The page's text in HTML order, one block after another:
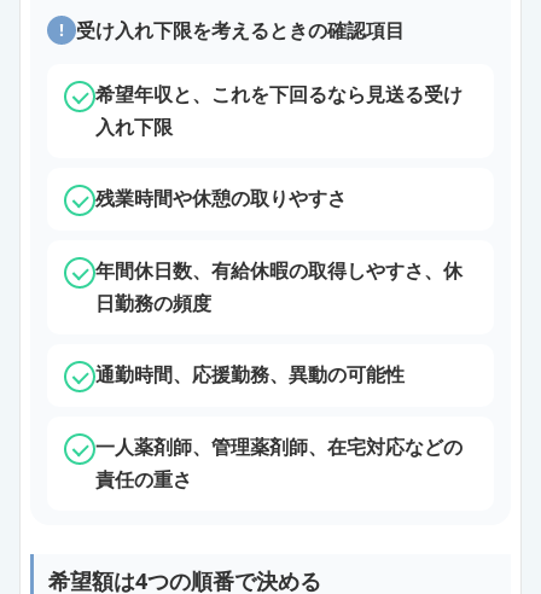
! 受け入れ下限を考えるときの確認項目
希望年収と、これを下回るなら見送る受け
入れ下限
残業時間や休憩の取りやすさ
年間休日数、有給休暇の取得しやすさ、休
日勤務の頻度
通勤時間、応援勤務、異動の可能性
一人薬剤師、管理薬剤師、在宅対応などの
責任の重さ
希望額は4つの順番で決める